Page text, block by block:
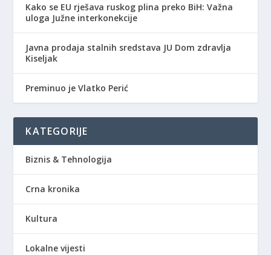
Kako se EU rješava ruskog plina preko BiH: Važna
uloga Južne interkonekcije
Javna prodaja stalnih sredstava JU Dom zdravlja
Kiseljak
Preminuo je Vlatko Perić
KATEGORIJE
Biznis & Tehnologija
Crna kronika
Kultura
Lokalne vijesti